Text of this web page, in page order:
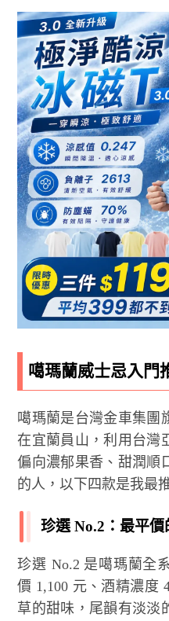
噶瑪蘭威士忌入門
噶瑪蘭是台灣金車集團
在宜蘭員山，利用台灣
偏向濃郁果香、甜潤順
的人，以下四款是我最
珍選 No.2：最平價
珍選 No.2 是噶瑪蘭全
價 1,100 元、酒精濃度
草的甜味，尾韻有淡淡